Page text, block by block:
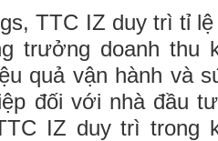
TTC IZ duy trì tỉ
trưởng doanh thu
quả vận hành và
đối với nhà đầu
IZ duy trì trong